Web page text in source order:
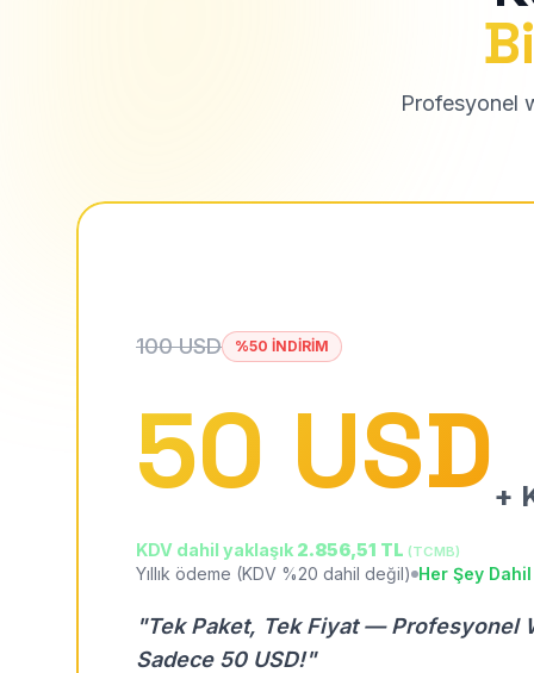
Profesyonel
100 USD %50 İNDİRİM
50 USD +
KDV dahil yaklaşık 2.856,51 TL (TCMB)
Yıllık ödeme (KDV %20 dahil değil) Her Şey Dahil
"Tek Paket, Tek Fiyat — Profesyonel
Sadece 50 USD!"